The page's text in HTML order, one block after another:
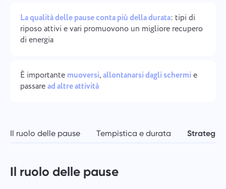
ไทย
Tiếng Việt
La qualità delle pause conta più della durata: tipi di
riposo attivi e vari promuovono un migliore recupero
di energia
È importante muoversi,allontanarsi dagli schermi e
passaread altre attività
Il ruolo delle pause Tempistica e durata Strategie
Il ruolo delle pause
Crea un'azienda, invita utenti e assegna ruoli per
ottimizzare il lavoro di squadra.